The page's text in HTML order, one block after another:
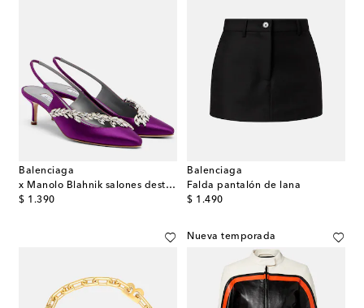
Balenciaga
x Manolo Blahnik salones destalonados de satén
$ 1.390
original price
Balenciaga
Falda pantalón de lana
$ 1.490
original price
Nueva temporada